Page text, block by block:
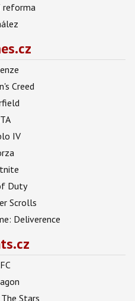
reforma
Creed
IV
Duty
Scrolls
Deliverence
Stars